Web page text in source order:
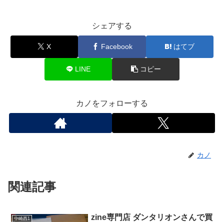
シェアする
X Facebook はてブ
LINE コピー
カノをフォローする
カノ
関連記事
中崎西1
zine専門店 ダンタリオンさんで買